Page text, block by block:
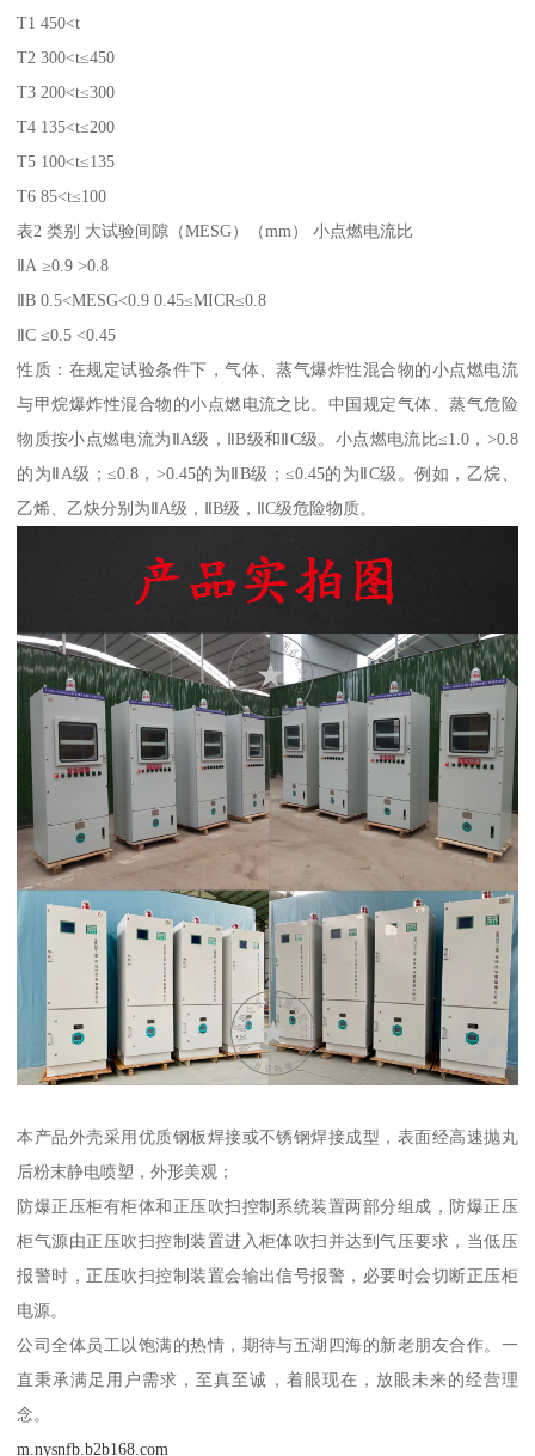
T1 450<t
T2 300<t≤450
T3 200<t≤300
T4 135<t≤200
T5 100<t≤135
T6 85<t≤100
表2 类别 大试验间隙（MESG）（mm） 小点燃电流比
ⅡA ≥0.9 >0.8
ⅡB 0.5<MESG<0.9 0.45≤MICR≤0.8
ⅡC ≤0.5 <0.45
性质：在规定试验条件下，气体、蒸气爆炸性混合物的小点燃电流
与甲烷爆炸性混合物的小点燃电流之比。中国规定气体、蒸气危险
物质按小点燃电流为ⅡA级，ⅡB级和ⅡC级。小点燃电流比≤1.0，>0.8
的为ⅡA级；≤0.8，>0.45的为ⅡB级；≤0.45的为ⅡC级。例如，乙烷、
乙烯、乙炔分别为ⅡA级，ⅡB级，ⅡC级危险物质。
本产品外壳采用优质钢板焊接或不锈钢焊接成型，表面经高速抛丸
后粉末静电喷塑，外形美观；
防爆正压柜有柜体和正压吹扫控制系统装置两部分组成，防爆正压
柜气源由正压吹扫控制装置进入柜体吹扫并达到气压要求，当低压
报警时，正压吹扫控制装置会输出信号报警，必要时会切断正压柜
电源。
公司全体员工以饱满的热情，期待与五湖四海的新老朋友合作。一
直秉承满足用户需求，至真至诚，着眼现在，放眼未来的经营理
念。
m.nysnfb.b2b168.com